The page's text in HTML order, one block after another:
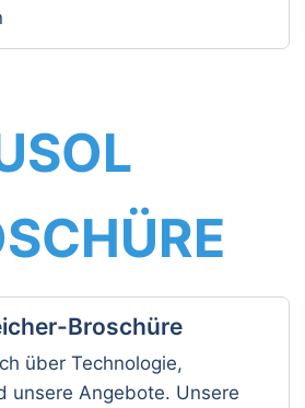
Broschüre
über Technologie,
unsere Angebote. Unsere